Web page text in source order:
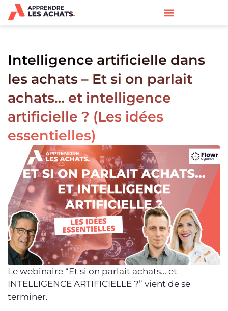
Intelligence artificielle dans
les achats – Et si on parlait
achats… et intelligence
artificielle ? (Les idées
essentielles)
Le webinaire “Et si on parlait achats… et
INTELLIGENCE ARTIFICIELLE ?” vient de se
terminer.